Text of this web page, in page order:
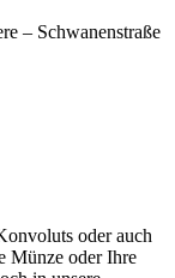
– Schwanenstraße
oder auch
Münze oder Ihre